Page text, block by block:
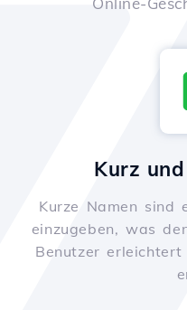
Kurz
Kurze Namen sind
einzugeben, was
Benutzer